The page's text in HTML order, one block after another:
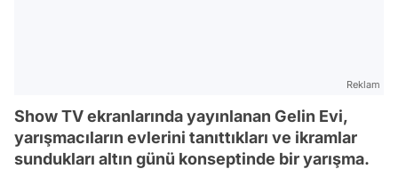
Reklam
Show TV ekranlarında yayınlanan Gelin Evi,
yarışmacıların evlerini tanıttıkları ve ikramlar
sundukları altın günü konseptinde bir yarışma.